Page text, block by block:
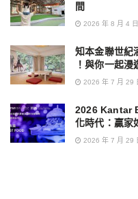
間
2026 年 8 月 4 日
知本金聯世紀
！與你一起漫
2026 年 7 月 29
2026 Kantar
化時代：贏家
2026 年 7 月 29